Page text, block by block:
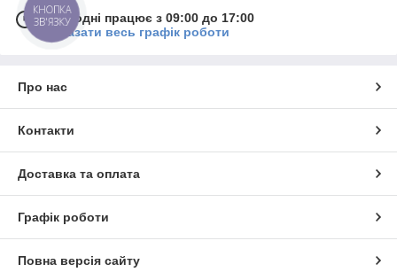
Сьогодні працює з 09:00 до 17:00
Показати весь графік роботи
Про нас
Контакти
Доставка та оплата
Графік роботи
Повна версія сайту
КНОПКА
ЗВ'ЯЗКУ